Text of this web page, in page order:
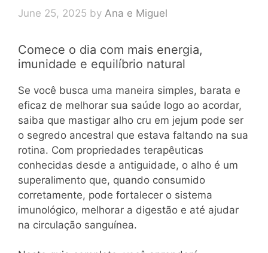
June 25, 2025 by Ana e Miguel
Comece o dia com mais energia,
imunidade e equilíbrio natural
Se você busca uma maneira simples, barata e
eficaz de melhorar sua saúde logo ao acordar,
saiba que mastigar alho cru em jejum pode ser
o segredo ancestral que estava faltando na sua
rotina. Com propriedades terapêuticas
conhecidas desde a antiguidade, o alho é um
superalimento que, quando consumido
corretamente, pode fortalecer o sistema
imunológico, melhorar a digestão e até ajudar
na circulação sanguínea.